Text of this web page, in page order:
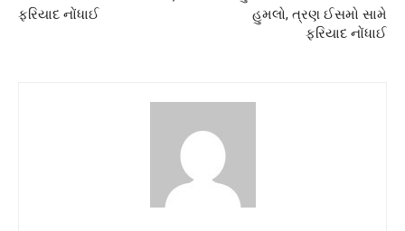
ફરિયાદ નોંધાઈ
હુમલો, ત્રણ ઈસમો સામે
ફરિયાદ નોંધાઈ